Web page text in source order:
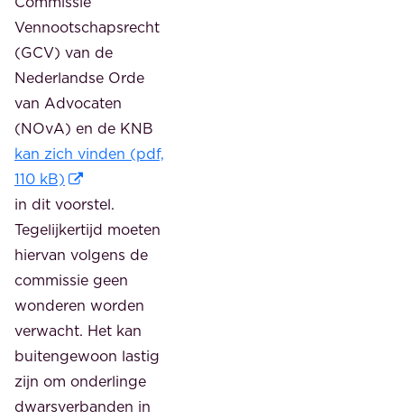
Vennootschapsrecht
(GCV) van de
Nederlandse Orde
van Advocaten
(NOvA) en de KNB
kan zich vinden (pdf,
110 kB)
in dit voorstel.
Tegelijkertijd moeten
hiervan volgens de
commissie geen
wonderen worden
verwacht. Het kan
buitengewoon lastig
zijn om onderlinge
dwarsverbanden in